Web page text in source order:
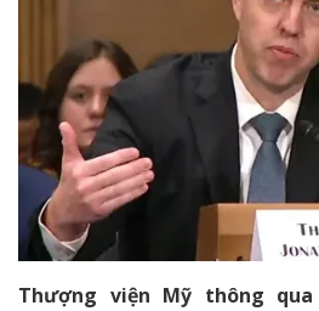
Thượng viện Mỹ thông qua